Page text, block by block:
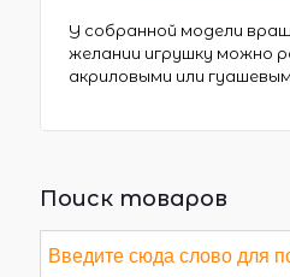
У собранной модели
желании игрушку можно
акриловыми или
Поиск товаров